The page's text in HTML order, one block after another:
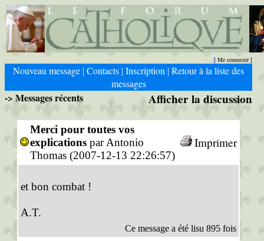
[ Me connecter]
Nouveau message | Contacts | Inscription | Retour à la liste des
messages
-> Messages récents Afficher la discussion
Merci pour toutes vos
explications par Antonio
Thomas (2007-12-13 22:26:57)
Imprimer
et bon combat !
A.T.
Ce message a été lisu 895 fois